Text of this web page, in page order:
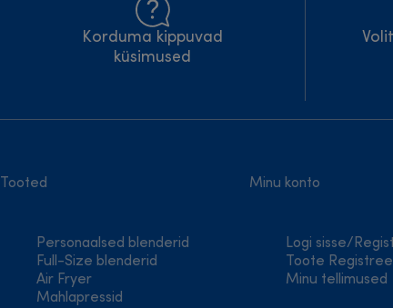
Korduma kippuvad
küsimused
Tooted
Personaalsed blenderid
Full-Size blenderid
Air Fryer
Mahlapressid
Minu konto
Logi sisse/
Toote
Minu tellimused